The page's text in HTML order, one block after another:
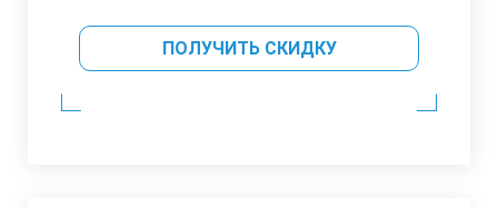
ПОЛУЧИТЬ СКИДКУ